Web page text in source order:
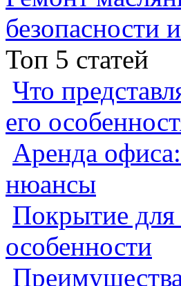
безопасности
Топ 5 статей
Что
его
Аренда
нюансы
Покрытие для
особенности